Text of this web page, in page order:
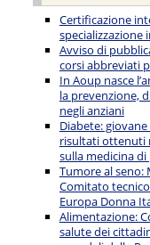
Certificazione
specializzazione
Avviso di
corsi abbreviati
In Aoup nasce
la prevenzione,
negli anziani
Diabete:
risultati ottenuti
sulla medicina
Tumore al
Comitato
Europa Donna
Alimentazione:
salute dei